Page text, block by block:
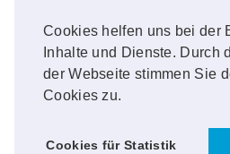
Cookies helfen uns bei der
Inhalte und Dienste. Durch
der Webseite stimmen Sie
Cookies zu.
Cookies für Statistik
FOLLOW ME!
Instagram
OUR PHOTOS!